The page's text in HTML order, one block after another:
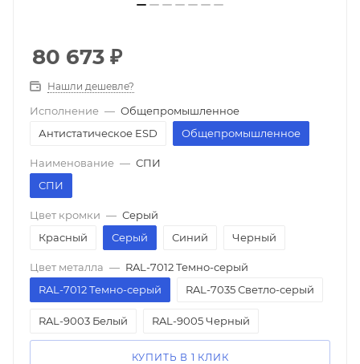
80 673 ₽
Нашли дешевле?
Исполнение — Общепромышленное
Антистатическое ESD
Общепромышленное
Наименование — СПИ
СПИ
Цвет кромки — Серый
Красный
Серый Синий Черный
Цвет металла — RAL-7012 Темно-серый
RAL-7012 Темно-серый
RAL-7035 Светло-серый
RAL-9003 Белый RAL-9005 Черный
КУПИТЬ В 1 КЛИК